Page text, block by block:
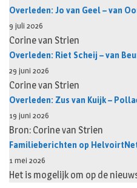
Overleden: Jo van Geel – van
9 juli 2026
Corine van Strien
Overleden: Riet Scheij – van
29 juni 2026
Corine van Strien
Overleden: Zus van Kuijk –
19 juni 2026
Bron: Corine van Strien
Familieberichten op
1 mei 2026
Het is mogelijk om op de